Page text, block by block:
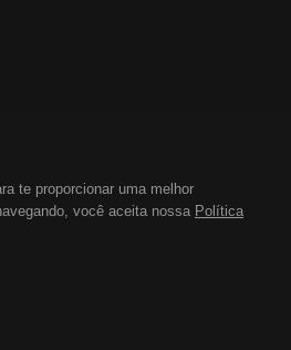
te proporcionar uma melhor
você aceita nossa Política